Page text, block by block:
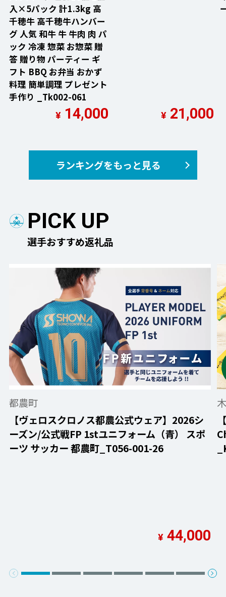
入×5パック 計1.3kg 高
千穂牛 高千穂牛ハンバー
グ 人気 和牛 牛 牛肉 肉 パ
ック 冷凍 惣菜 お惣菜 贈
答 贈り物 パーティー ギ
フト BBQ お弁当 おかず
料理 簡単調理 プレゼント
手作り _Tk002-061
¥ 14,000 ¥ 21,000
ランキングをもっと見る
PICK UP
選手おすすめ返礼品
都農町
【ヴェロスクロノス都農公式ウェア】2026シ
ーズン/公式戦FP 1stユニフォーム（青） スポ
ーツ サッカー 都農町_T056-001-26
¥ 44,000